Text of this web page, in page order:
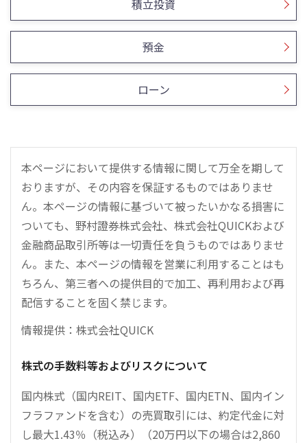
積立投資
預金
ローン
本ページにおいて提供する情報に関して万全を期して
おりますが、その内容を保証するものではありませ
ん。本ページの情報に基づいて被ったいかなる損害に
ついても、野村證券株式会社、株式会社QUICKおよび
金融商品取引所等は一切責任を負うものではありませ
ん。また、本ページの情報を営業に利用することはも
ちろん、第三者への提供目的で加工、再利用および再
配信することを固く禁じます。
情報提供：株式会社QUICK
株式の手数料等およびリスクについて
国内株式（国内REIT、国内ETF、国内ETN、国内イン
フラファンドを含む）の売買取引には、約定代金に対
し最大1.43％（税込み）（20万円以下の場合は2,860